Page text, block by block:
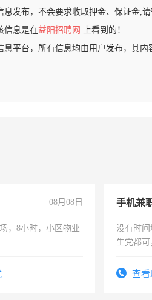
息发布，不会要求收取押金、保证金,请
信息是在益阳招聘网
上看到的！
息平台，所有信息均由用户发布，其
08月08日
，8小时，小区物业
手机兼
没有时
生党都
勤快的四
查看